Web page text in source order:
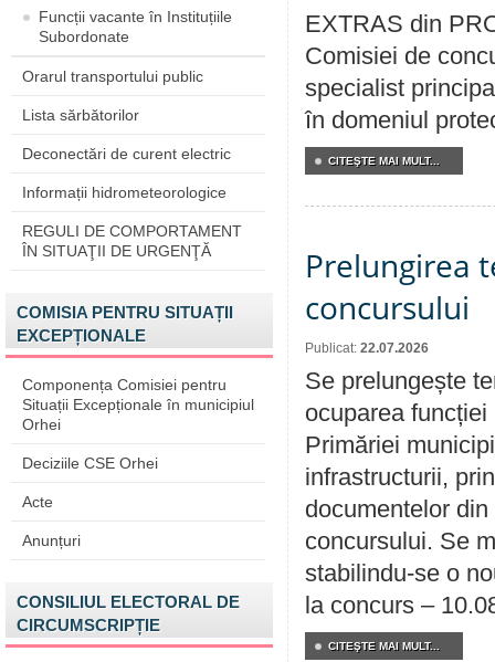
Funcții vacante în Instituțiile
Subordonate
Orarul transportului public
Lista sărbătorilor
Deconectări de curent electric
Informații hidrometeorologice
REGULI DE COMPORTAMENT
ÎN SITUAŢII DE URGENŢĂ
COMISIA PENTRU SITUAȚII
EXCEPȚIONALE
Componența Comisiei pentru
Situații Excepționale în municipiul
Orhei
Deciziile CSE Orhei
Acte
Anunțuri
CONSILIUL ELECTORAL DE
CIRCUMSCRIPȚIE
EXTRAS din
Comisiei de
specialist
în domeniul
CITEŞTE MAI MULT...
Prelungirea
concursului
Publicat: 22.07.2026
Se prelungește
ocuparea
Primăriei
infrastructurii,
documentelor
concursului. Se
stabilindu-se o
la concurs –
CITEŞTE MAI MULT...